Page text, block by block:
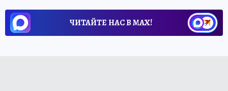
ЧИТАЙТЕ НАС В МАХ!